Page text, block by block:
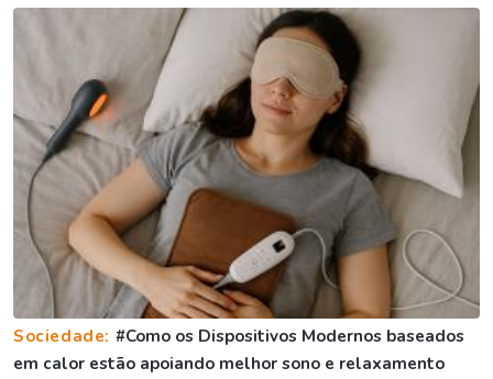
Sociedade: #Como os Dispositivos Modernos baseados
em calor estão apoiando melhor sono e relaxamento